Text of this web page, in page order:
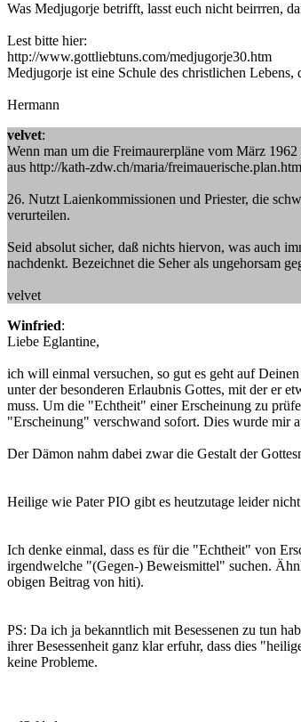
Was Medjugorje betrifft, lasst euch nicht beirrren,
Lest bitte hier:
http://www.gottliebtuns.com/medjugorje30.htm
Medjugorje ist eine Schule des christlichen
Hermann
velvet:
Wenn man um die Freimaurerpläne vom März
aus http://kath-zdw.ch/maria/
26. Nutzt Laienkommissionen und Priester, die
verurteilen.
Seid absolut sicher, daß nichts hiervon, was auch
nachdenkt. Bezeichnet die Seher als ungehorsam
velvet
Winfried:
Liebe Eglantine,
ich will einmal versuchen, so gut es geht auf
unter der besonderen Erlaubnis Gottes, mit der er
muss. Um die "Echtheit" einer Erscheinung zu
"Erscheinung" verschwand sofort. Dies wurde mir
Der Dämon nahm dabei zwar die Gestalt der
Heilige wie Pater PIO gibt es heutzutage leider
Ich denke einmal, dass es für die "Echtheit" von
irgendwelche "(Gegen-) Beweismittel" suchen.
obigen Beitrag von hiti).
PS: Da ich ja bekanntlich mit Besessenen zu tun
ihrer Besessenheit ganz klar erfuhr, dass dies
keine Probleme.